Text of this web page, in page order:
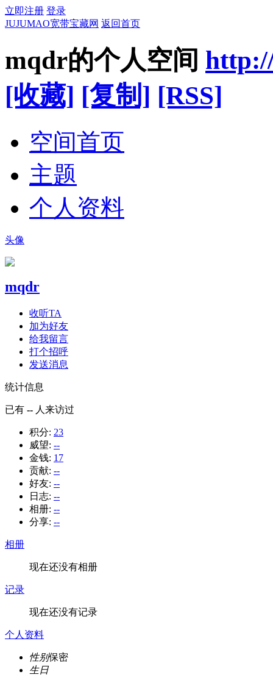
立即注册 登录
JUJUMAO宽带宝藏网 返回首页
mqdr的个人空间
[收藏] [复制] [RSS]
空间首页
主题
个人资料
头像
mqdr
收听TA
加为好友
给我留言
打个招呼
发送消息
统计信息
已有 -- 人来访过
积分: 23
威望: --
金钱: 17
贡献: --
好友: --
日志: --
相册: --
分享: --
相册
现在还没有相册
记录
现在还没有记录
个人资料
性别保密
生日